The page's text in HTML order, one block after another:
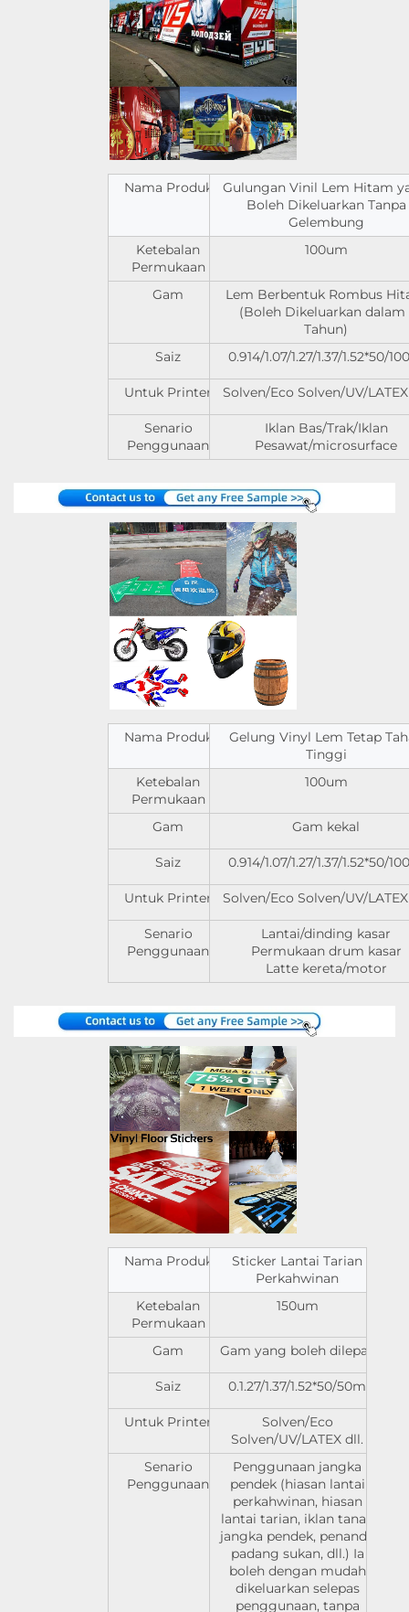
Nama Produk
Gulungan Vinil Lem Hitam
Boleh Dikeluarkan Tanpa
Gelembung
Ketebalan
Permukaan
100um
Gam
Lem Berbentuk Rombus
(Boleh Dikeluarkan dalam
Tahun)
Saiz
0.914/1.07/1.27/1.37/1.52*50/
Untuk Printer Solven/Eco Solven/UV/
Senario
Penggunaan
Iklan Bas/Trak/Iklan
Pesawat/microsurface
Nama Produk
Gelung Vinyl Lem Tetap
Tinggi
Ketebalan
Permukaan
100um
Gam Gam kekal
Saiz 0.914/1.07/1.27/1.37/1.52*50/
Untuk Printer Solven/Eco Solven/UV/
Senario
Penggunaan
Lantai/dinding kasar
Permukaan drum kasar
Latte kereta/motor
Nama Produk
Sticker Lantai Tarian
Perkahwinan
Ketebalan
Permukaan
150um
Gam Gam yang boleh dilepas
Saiz 0.1.27/1.37/1.52*50/50m
Untuk Printer
Solven/Eco
Solven/UV/LATEX dll.
Senario
Penggunaan
Penggunaan jangka
pendek (hiasan lantai
perkahwinan, hiasan
lantai tarian, iklan tanah
jangka pendek, penanda
padang sukan, dll.) Ia
boleh dengan mudah
dikeluarkan selepas
penggunaan, tanpa